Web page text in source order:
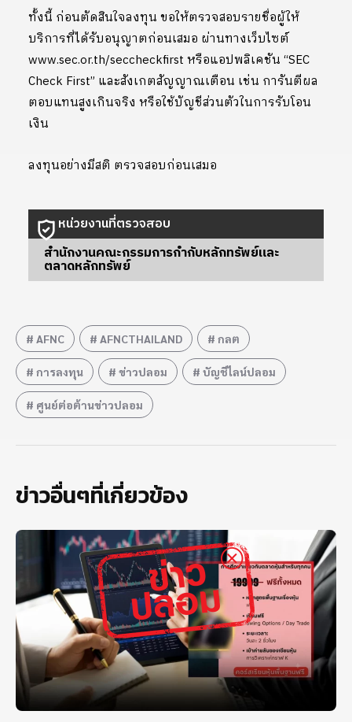
ทั้งนี้ ก่อนตัดสินใจลงทุน ขอให้ตรวจสอบรายชื่อผู้ให้
บริการที่ได้รับอนุญาตก่อนเสมอ ผ่านทางเว็บไซต์
www.sec.or.th/seccheckfirst หรือแอปพลิเคชัน “SEC
Check First” และสังเกตสัญญาณเตือน เช่น การันตีผล
ตอบแทนสูงเกินจริง หรือใช้บัญชีส่วนตัวในการรับโอน
เงิน
ลงทุนอย่างมีสติ ตรวจสอบก่อนเสมอ
หน่วยงานที่ตรวจสอบ
สำนักงานคณะกรรมการกำกับหลักทรัพย์และ
ตลาดหลักทรัพย์
AFNC AFNCTHAILAND กลต
การลงทุน ข่าวปลอม บัญชีไลน์ปลอม
ศูนย์ต่อต้านข่าวปลอม
ข่าวอื่นๆที่เกี่ยวข้อง